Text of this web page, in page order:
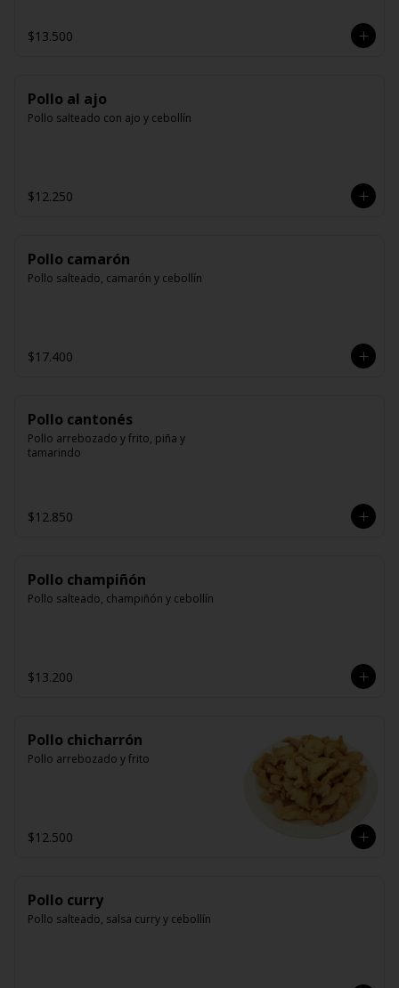
$13.500
Pollo al ajo
Pollo salteado con ajo y cebollín
$12.250
Pollo camarón
Pollo salteado, camarón y cebollín
$17.400
Pollo cantonés
Pollo arrebozado y frito, piña y
tamarindo
$12.850
Pollo champiñón
Pollo salteado, champiñón y cebollín
$13.200
Pollo chicharrón
Pollo arrebozado y frito
$12.500
Pollo curry
Pollo salteado, salsa curry y cebollín